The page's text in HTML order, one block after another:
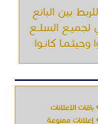
اتصل بنا